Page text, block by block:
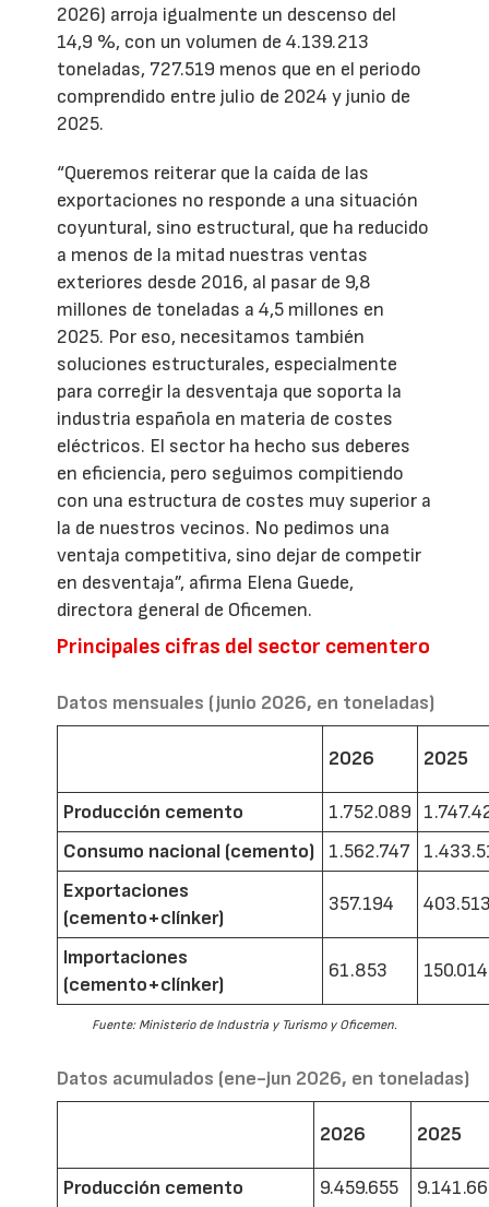
2026) arroja igualmente un descenso del
14,9 %, con un volumen de 4.139.213
toneladas, 727.519 menos que en el periodo
comprendido entre julio de 2024 y junio de
2025.
“Queremos reiterar que la caída de las
exportaciones no responde a una situación
coyuntural, sino estructural, que ha reducido
a menos de la mitad nuestras ventas
exteriores desde 2016, al pasar de 9,8
millones de toneladas a 4,5 millones en
2025. Por eso, necesitamos también
soluciones estructurales, especialmente
para corregir la desventaja que soporta la
industria española en materia de costes
eléctricos. El sector ha hecho sus deberes
en eficiencia, pero seguimos compitiendo
con una estructura de costes muy superior a
la de nuestros vecinos. No pedimos una
ventaja competitiva, sino dejar de competir
en desventaja”, afirma Elena Guede,
directora general de Oficemen.
Principales cifras del sector cementero
Datos mensuales (junio 2026, en toneladas)
2026 2025
Producción cemento 1.752.089
Consumo nacional (cemento)
1.562.747
Exportaciones
(cemento+clínker)
357.194
Importaciones
(cemento+clínker)
61.853 150.014
Fuente: Ministerio de Industria y Turismo y Oficemen.
Datos acumulados (ene-jun 2026, en toneladas)
2026 2025
Producción cemento 9.459.655